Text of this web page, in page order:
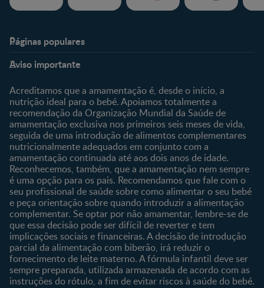
Páginas populares
Sobre Nós
Sobre o Clube
Clube Bebé Nestlé
Entrar/Registe-se
Comprar
Os nossos produtos
As nossas marcas
Aviso importante
Acreditamos que a amamentação é, desde o início, a
nutrição ideal para o bebé. Apoiamos totalmente a
recomendação da Organização Mundial da Saúde de
amamentação exclusiva nos primeiros seis meses de vida,
seguida de uma introdução de alimentos complementares
nutricionalmente adequados em conjunto com a
amamentação continuada até aos dois anos de idade.
Reconhecemos, também, que a amamentação nem sempre
é uma opção para os pais. Recomendamos que fale com o
seu profissional de saúde sobre como alimentar o seu bebé
e peça orientação sobre quando introduzir a alimentação
complementar. Se optar por não amamentar, lembre-se de
que essa decisão pode ser difícil de reverter e tem
implicações sociais e financeiras. A decisão de introdução
parcial da alimentação com biberão, irá reduzir o
fornecimento de leite materno. A fórmula infantil deve ser
sempre preparada, utilizada armazenada de acordo com as
instruções do rótulo, a fim de evitar riscos à saúde do bebé.